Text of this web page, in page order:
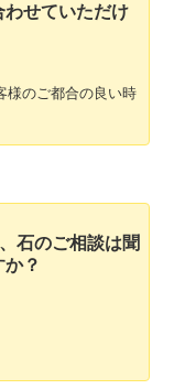
わせていただけ
様のご都合の良い時
石のご相談は聞
？